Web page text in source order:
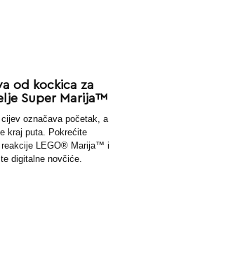
od kockica za
Super Marija™
cijev označava početak, a
kraj puta. Pokrećite
reakcije LEGO® Marija™ i
digitalne novčiće.